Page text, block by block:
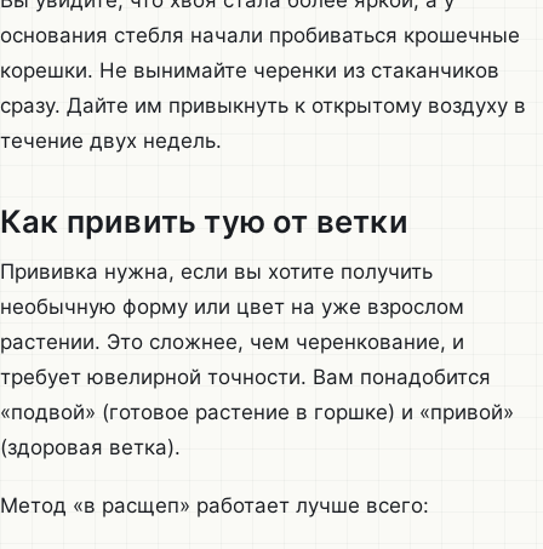
основания стебля начали пробиваться крошечные
корешки. Не вынимайте черенки из стаканчиков
сразу. Дайте им привыкнуть к открытому воздуху в
течение двух недель.
Как привить тую от ветки
Прививка нужна, если вы хотите получить
необычную форму или цвет на уже взрослом
растении. Это сложнее, чем черенкование, и
требует ювелирной точности. Вам понадобится
«подвой» (готовое растение в горшке) и «привой»
(здоровая ветка).
Метод «в расщеп» работает лучше всего: